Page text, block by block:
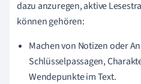
dazu anzuregen, aktive
können gehören:
Machen von Notizen oder
Schlüsselpassagen,
Wendepunkte im Text.